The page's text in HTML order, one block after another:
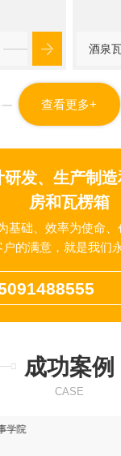
查看更多+
研发、生产制
房和瓦楞箱
基础、效率为使命
的满意，就是我们
成功案例
CASE